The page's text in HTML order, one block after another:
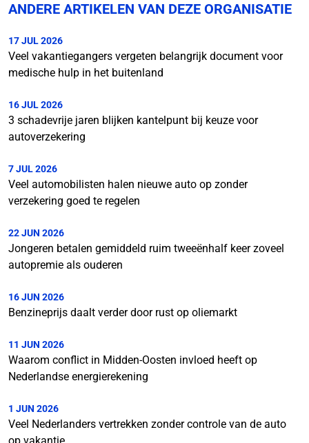
ANDERE ARTIKELEN VAN DEZE ORGANISATIE
17 JUL 2026
Veel vakantiegangers vergeten belangrijk document voor
medische hulp in het buitenland
16 JUL 2026
3 schadevrije jaren blijken kantelpunt bij keuze voor
autoverzekering
7 JUL 2026
Veel automobilisten halen nieuwe auto op zonder
verzekering goed te regelen
22 JUN 2026
Jongeren betalen gemiddeld ruim tweeënhalf keer zoveel
autopremie als ouderen
16 JUN 2026
Benzineprijs daalt verder door rust op oliemarkt
11 JUN 2026
Waarom conflict in Midden-Oosten invloed heeft op
Nederlandse energierekening
1 JUN 2026
Veel Nederlanders vertrekken zonder controle van de auto